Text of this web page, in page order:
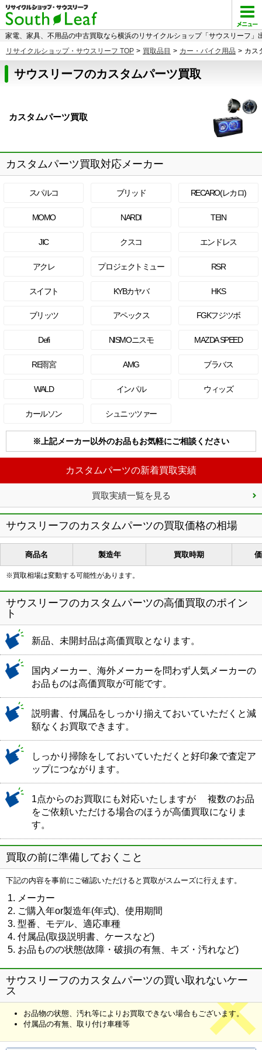
家電、家具、不用品の中古買取なら横浜のリサイクルショップ「サウスリーフ」
リサイクルショップ・サウスリーフ TOP > 買取品目 > カー・バイク用品 > カス
サウスリーフのカスタムパーツ買取
カスタムパーツ買取
カスタムパーツ買取対応メーカー
スパルコ ブリッド RECARO(レカロ)
MOMO NARDI TEIN
JIC クスコ エンドレス
アクレ プロジェクトミュー RSR
スイフト KYBカヤバ HKS
ブリッツ アペックス FGKフジツボ
Defi NISMOニスモ MAZDA SPEED
RE雨宮 AMG ブラバス
WALD インパル ウィッズ
カールソン シュニッツァー
※上記メーカー以外のお品もお気軽にご相談ください
カスタムパーツの新着買取実績
買取実績一覧を見る
サウスリーフのカスタムパーツの買取価格の相場
商品名 製造年 買取時期
※買取相場は変動する可能性があります。
サウスリーフのカスタムパーツの高価買取のポイン
ト
新品、未開封品は高価買取となります。
国内メーカー、海外メーカーを問わず人気メーカーの
お品ものは高価買取が可能です。
説明書、付属品をしっかり揃えておいていただくと減
額なくお買取できます。
しっかり掃除をしておいていただくと好印象で査定ア
ップにつながります。
1点からのお買取にも対応いたしますが 複数のお品
をご依頼いただける場合のほうが高価買取になりま
す。
買取の前に準備しておくこと
下記の内容を事前にご確認いただけると買取がスムーズに行えます。
メーカー
ご購入年or製造年(年式)、使用期間
型番、モデル、適応車種
付属品(取扱説明書、ケースなど)
お品ものの状態(故障・破損の有無、キズ・汚れなど)
サウスリーフのカスタムパーツの買い取れないケー
ス
お品物の状態、汚れ等によりお買取できない場合もございます。
付属品の有無、取り付け車種等